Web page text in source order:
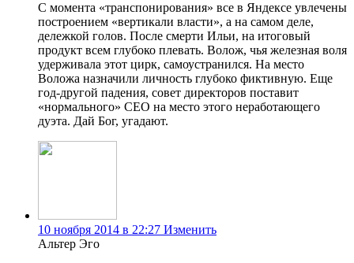
С момента «транспонирования» все в Яндексе увлечены
построением «вертикали власти», а на самом деле,
дележкой голов. После смерти Ильи, на итоговый
продукт всем глубоко плевать. Волож, чья железная воля
удерживала этот цирк, самоустранился. На место
Воложа назначили личность глубоко фиктивную. Еще
год-другой падения, совет директоров поставит
«нормального» CEO на место этого неработающего
дуэта. Дай Бог, угадают.
10 ноября 2014 в 22:27 Изменить
Альтер Эго